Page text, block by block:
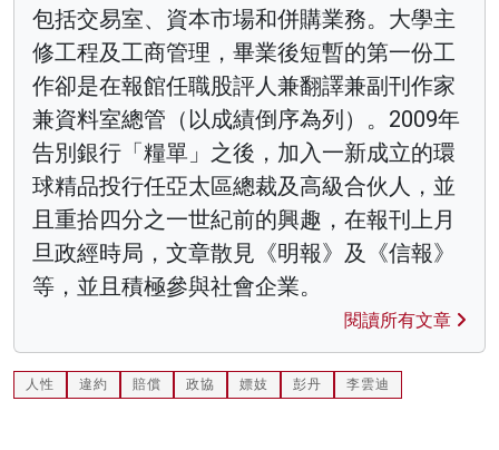
包括交易室、資本市場和併購業務。大學主
修工程及工商管理，畢業後短暫的第一份工
作卻是在報館任職股評人兼翻譯兼副刊作家
兼資料室總管（以成績倒序為列）。2009年
告別銀行「糧單」之後，加入一新成立的環
球精品投行任亞太區總裁及高級合伙人，並
且重拾四分之一世紀前的興趣，在報刊上月
旦政經時局，文章散見《明報》及《信報》
等，並且積極參與社會企業。
閱讀所有文章
人性 違約 賠償 政協 嫖妓 彭丹 李雲迪